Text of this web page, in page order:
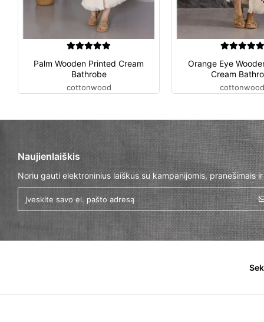
Palm Wooden Printed Cream
Bathrobe
cottonwood
Orange Eye
Cream
Naujienlaiškis
Noriu gauti elektroninius laiškus su kampanijomis, pranešimais